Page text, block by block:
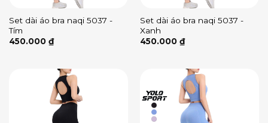
Set dài áo bra naqi 5037 -
Tím
450.000 ₫
Set dài áo bra naqi 5037 -
Xanh
450.000 ₫